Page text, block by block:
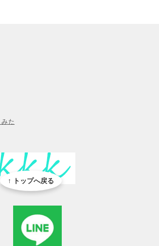
た
↑ トップへ戻る